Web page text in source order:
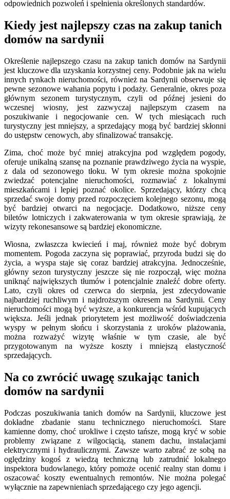
odpowiednich pozwoleń i spełnienia określonych standardów.
Kiedy jest najlepszy czas na zakup tanich
domów na sardynii
Określenie najlepszego czasu na zakup tanich domów na Sardynii
jest kluczowe dla uzyskania korzystnej ceny. Podobnie jak na wielu
innych rynkach nieruchomości, również na Sardynii obserwuje się
pewne sezonowe wahania popytu i podaży. Generalnie, okres poza
głównym sezonem turystycznym, czyli od późnej jesieni do
wczesnej wiosny, jest zazwyczaj najlepszym czasem na
poszukiwanie i negocjowanie cen. W tych miesiącach ruch
turystyczny jest mniejszy, a sprzedający mogą być bardziej skłonni
do ustępstw cenowych, aby sfinalizować transakcję.
Zima, choć może być mniej atrakcyjna pod względem pogody,
oferuje unikalną szansę na poznanie prawdziwego życia na wyspie,
z dala od sezonowego tłoku. W tym okresie można spokojnie
zwiedzać potencjalne nieruchomości, rozmawiać z lokalnymi
mieszkańcami i lepiej poznać okolice. Sprzedający, którzy chcą
sprzedać swoje domy przed rozpoczęciem kolejnego sezonu, mogą
być bardziej otwarci na negocjacje. Dodatkowo, niższe ceny
biletów lotniczych i zakwaterowania w tym okresie sprawiają, że
wizyty rekonesansowe są bardziej ekonomiczne.
Wiosna, zwłaszcza kwiecień i maj, również może być dobrym
momentem. Pogoda zaczyna się poprawiać, przyroda budzi się do
życia, a wyspa staje się coraz bardziej atrakcyjna. Jednocześnie,
główny sezon turystyczny jeszcze się nie rozpoczął, więc można
uniknąć największych tłumów i potencjalnie znaleźć dobre oferty.
Lato, czyli okres od czerwca do sierpnia, jest zdecydowanie
najbardziej ruchliwym i najdroższym okresem na Sardynii. Ceny
nieruchomości mogą być wyższe, a konkurencja wśród kupujących
większa. Jeśli jednak priorytetem jest możliwość doświadczenia
wyspy w pełnym słońcu i skorzystania z uroków plażowania,
można rozważyć wizytę właśnie w tym czasie, ale być
przygotowanym na wyższe koszty i mniejszą elastyczność
sprzedających.
Na co zwrócić uwagę szukając tanich
domów na sardynii
Podczas poszukiwania tanich domów na Sardynii, kluczowe jest
dokładne zbadanie stanu technicznego nieruchomości. Stare
kamienne domy, choć urokliwe i często tańsze, mogą kryć w sobie
problemy związane z wilgociącią, stanem dachu, instalacjami
elektrycznymi i hydraulicznymi. Zawsze warto zabrać ze sobą na
oględziny kogoś z wiedzą techniczną lub zatrudnić lokalnego
inspektora budowlanego, który pomoże ocenić realny stan domu i
oszacować koszty ewentualnych remontów. Nie można polegać
wyłącznie na zapewnieniach sprzedającego czy jego agencji.